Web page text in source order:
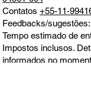
EndereçoR.
04561-004
Contatos+55-11-
Feedbacks/
Tempo estimado de